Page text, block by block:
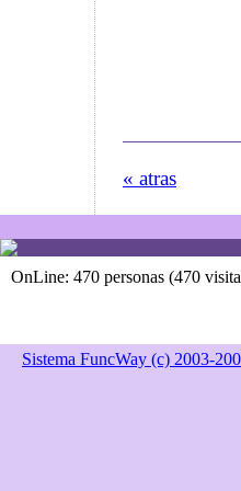
« atras
OnLine: 470 personas (470
Sistema FuncWay (c) 2003-